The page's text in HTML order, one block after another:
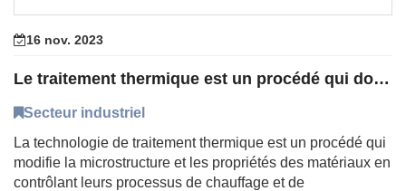
16 nov. 2023
Le traitement thermique est un procédé qui donne une nouvelle vie aux matériaux
Secteur industriel
La technologie de traitement thermique est un procédé qui
modifie la microstructure et les propriétés des matériaux en
contrôlant leurs processus de chauffage et de